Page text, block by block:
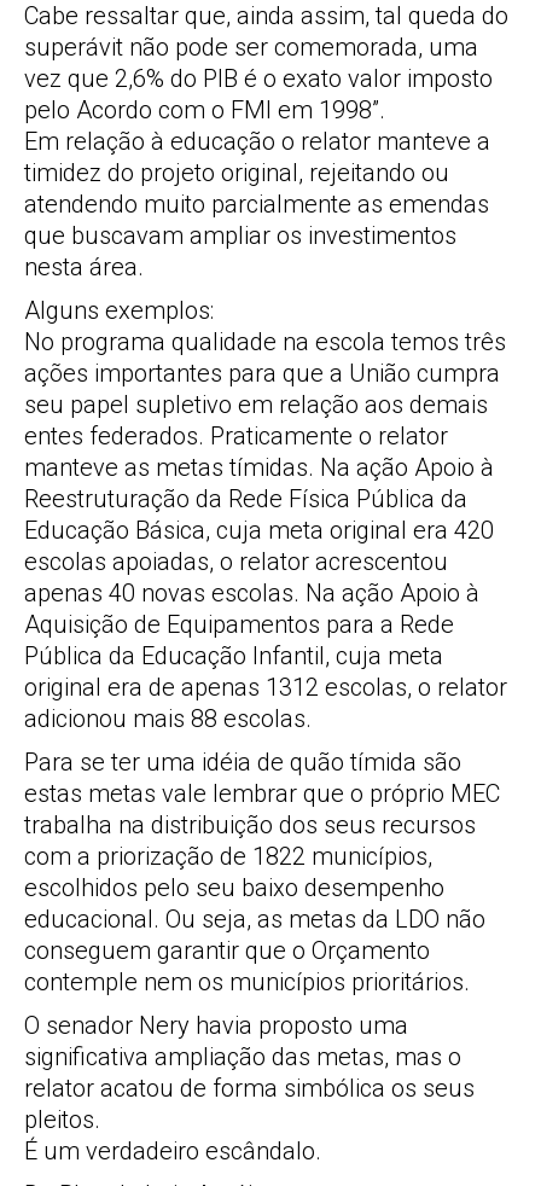
Cabe ressaltar que, ainda assim, tal queda do
superávit não pode ser comemorada, uma
vez que 2,6% do PIB é o exato valor imposto
pelo Acordo com o FMI em 1998”.
Em relação à educação o relator manteve a
timidez do projeto original, rejeitando ou
atendendo muito parcialmente as emendas
que buscavam ampliar os investimentos
nesta área.
Alguns exemplos:
No programa qualidade na escola temos três
ações importantes para que a União cumpra
seu papel supletivo em relação aos demais
entes federados. Praticamente o relator
manteve as metas tímidas. Na ação Apoio à
Reestruturação da Rede Física Pública da
Educação Básica, cuja meta original era 420
escolas apoiadas, o relator acrescentou
apenas 40 novas escolas. Na ação Apoio à
Aquisição de Equipamentos para a Rede
Pública da Educação Infantil, cuja meta
original era de apenas 1312 escolas, o relator
adicionou mais 88 escolas.
Para se ter uma idéia de quão tímida são
estas metas vale lembrar que o próprio MEC
trabalha na distribuição dos seus recursos
com a priorização de 1822 municípios,
escolhidos pelo seu baixo desempenho
educacional. Ou seja, as metas da LDO não
conseguem garantir que o Orçamento
contemple nem os municípios prioritários.
O senador Nery havia proposto uma
significativa ampliação das metas, mas o
relator acatou de forma simbólica os seus
pleitos.
É um verdadeiro escândalo.